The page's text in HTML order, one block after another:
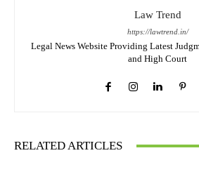
Law Trend
https://lawtrend.in/
Legal News Website Providing Latest
and High Court
RELATED ARTICLES